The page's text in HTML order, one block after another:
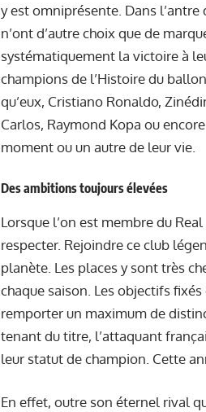
y est omniprésente. Dans
n’ont d’autre choix que de
systématiquement la victoire à
champions de l’Histoire du
qu’eux, Cristiano Ronaldo,
Carlos, Raymond Kopa ou
moment ou un autre de leur vie.
Des ambitions toujours élevées
Lorsque l’on est membre du
respecter. Rejoindre ce club
planète. Les places y sont très
chaque saison. Les objectifs
remporter un maximum de
tenant du titre, l’attaquant
leur statut de champion. Cette
En effet, outre son éternel rival